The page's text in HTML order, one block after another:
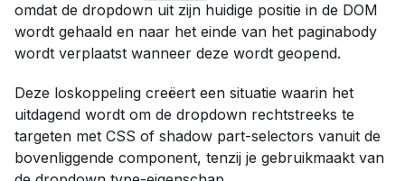
omdat de dropdown uit zijn huidige positie in de DOM
wordt gehaald en naar het einde van het paginabody
wordt verplaatst wanneer deze wordt geopend.
Deze loskoppeling creëert een situatie waarin het
uitdagend wordt om de dropdown rechtstreeks te
targeten met CSS of shadow part-selectors vanuit de
bovenliggende component, tenzij je gebruikmaakt van